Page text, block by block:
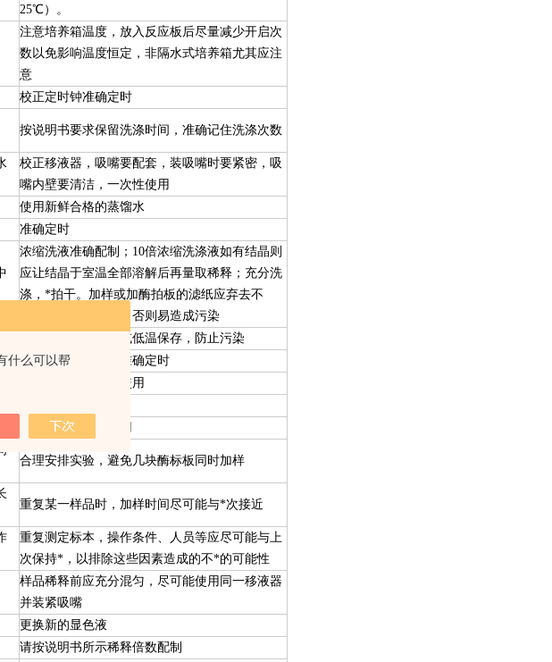
什么可以帮
25℃）。
注意培养箱温度，放入反应板后尽量减少开启次
数以免影响温度恒定，非隔水式培养箱尤其应注
意
校正定时钟准确定时
按说明书要求保留洗涤时间，准确记住洗涤次数
校正移液器，吸嘴要配套，装吸嘴时要紧密，吸
嘴内壁要清洁，一次性使用
使用新鲜合格的蒸馏水
准确定时
浓缩洗液准确配制；10倍浓缩洗涤液如有结晶则
应让结晶于室温全部溶解后再量取稀释；充分洗
涤，*拍干。加样或加酶拍板的滤纸应弃去不
用，不要反复使用，否则易造成污染
样品应新鲜采集，或低温保存，防止污染
长调整培养箱温度，准确定时
吸嘴尽可能一次性使用
不同批号试剂勿混用
合理安排实验，避免几块酶标板同时加样
重复某一样品时，加样时间尽可能与*次接近
重复测定标本，操作条件、人员等应尽可能与上
次保持*，以排除这些因素造成的不*的可能性
样品稀释前应充分混匀，尽可能使用同一移液器
并装紧吸嘴
更换新的显色液
请按说明书所示稀释倍数配制